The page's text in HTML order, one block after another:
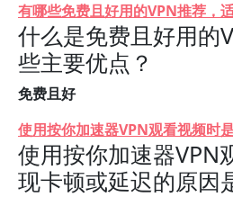
有哪些免费且好用的VPN推荐，
什么是免费且好用的
些主要优点？
免费且好
使用按你加速器VPN观看视频时
使用按你加速器VPN
现卡顿或延迟的原因